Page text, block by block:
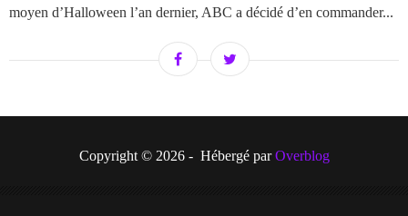
moyen d’Halloween l’an dernier, ABC a décidé d’en commander...
Copyright © 2026 - Hébergé parOverblog